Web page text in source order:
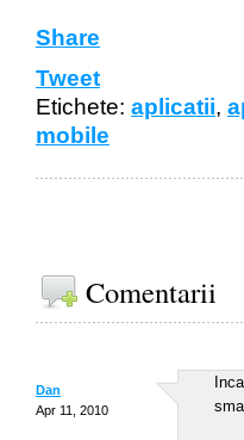
Share
Tweet
Etichete: aplicatii,
mobile
Comentarii
Dan
Apr 11, 2010